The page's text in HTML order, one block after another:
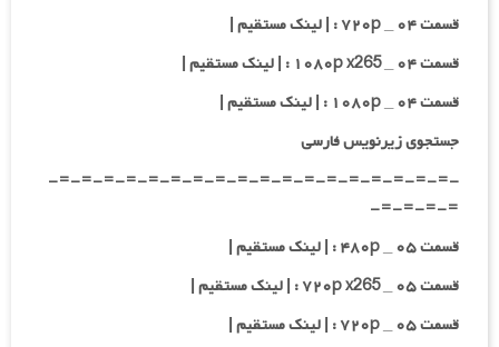
قسمت ۰۴ _ ۷۲۰p : | لینک مستقیم |
قسمت ۰۴ _ ۱۰۸۰p x265 : | لینک مستقیم |
قسمت ۰۴ _ ۱۰۸۰p : | لینک مستقیم |
جستجوی زیرنویس فارسی
-=-=-=-=-=-=-=-=-=-=-=-=-=-=-=-=-=-=-
=-=-=-=-
قسمت ۰۵ _ ۴۸۰p : | لینک مستقیم |
قسمت ۰۵ _ ۷۲۰p x265 : | لینک مستقیم |
قسمت ۰۵ _ ۷۲۰p : | لینک مستقیم |